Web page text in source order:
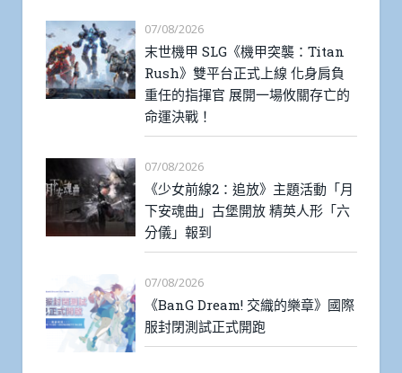
07/08/2026
末世機甲 SLG《機甲突襲：Titan
Rush》雙平台正式上線 化身肩負
重任的指揮官 展開一場攸關存亡的
命運決戰！
07/08/2026
《少女前線2：追放》主題活動「月
下安魂曲」古堡開放 精英人形「六
分儀」報到
07/08/2026
《BanG Dream! 交織的樂章》國際
服封閉測試正式開跑